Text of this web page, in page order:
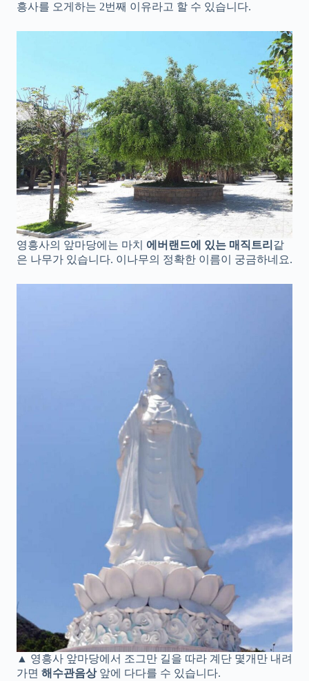
흥사를 오게하는 2번째 이유라고 할 수 있습니다.
영흥사의 앞마당에는 마치 에버랜드에 있는 매직트리 같
은 나무가 있습니다. 이나무의 정확한 이름이 궁금하네요.
▲ 영흥사 앞마당에서 조그만 길을 따라 계단 몇개만 내려
가면 해수관음상앞에 다다를 수 있습니다.